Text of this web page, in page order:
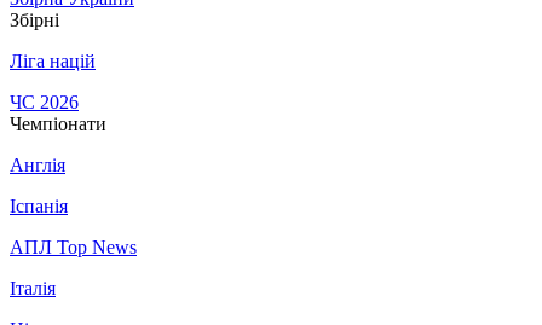
Збірні
Ліга націй
ЧС 2026
Чемпіонати
Англія
Іспанія
АПЛ Top News
Італія